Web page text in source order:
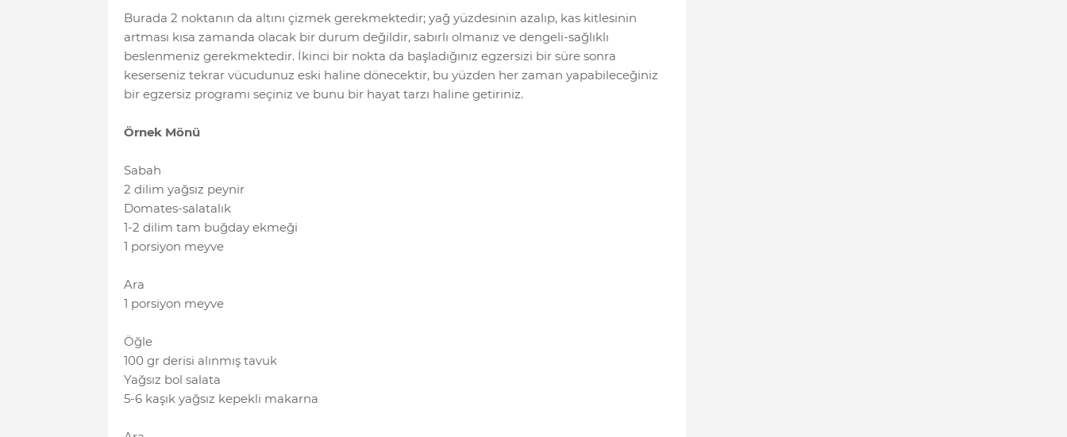
Burada 2 noktanın da altını çizmek gerekmektedir; yağ yüzdesinin azalıp, kas kitlesinin
artması kısa zamanda olacak bir durum değildir, sabırlı olmanız ve dengeli-sağlıklı
beslenmeniz gerekmektedir. İkinci bir nokta da başladığınız egzersizi bir süre sonra
keserseniz tekrar vücudunuz eski haline dönecektir, bu yüzden her zaman yapabileceğiniz
bir egzersiz programı seçiniz ve bunu bir hayat tarzı haline getiriniz.
Örnek Mönü
Sabah
2 dilim yağsız peynir
Domates-salatalık
1-2 dilim tam buğday ekmeği
1 porsiyon meyve
Ara
1 porsiyon meyve
Öğle
100 gr derisi alınmış tavuk
Yağsız bol salata
5-6 kaşık yağsız kepekli makarna